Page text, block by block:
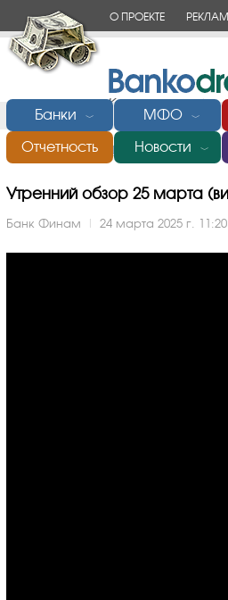
О ПРОЕКТЕ
Банки ﹀ МФО ﹀
Отчетность Новости ﹀
Главная/Банки России/Финам
Утренний обзор 25 марта
Банк Финам | 24 марта 2025 г. 11:20